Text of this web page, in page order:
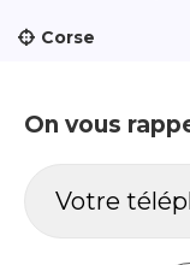
Corse
On vous